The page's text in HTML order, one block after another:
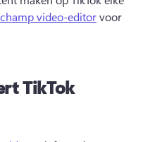
video-editor voor
TikTok